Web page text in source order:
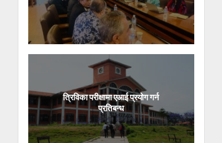
त्रिविका परीक्षामा एआई प्रयोग गर्न
प्रतिबन्ध